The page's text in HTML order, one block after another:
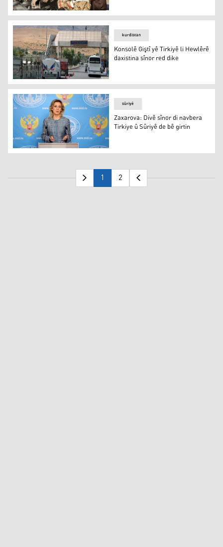
Îran: 2 deriyên xwe yên sînorî bi Iraqê re girtin
Konsolê Giştî yê Tirkiyê li Hewlêrê daxistina sînor red
kurdistan
Konsolê Giştî yê Tirkiyê li Hewlêrê
daxistina sînor red dike
Zaxarova: Divê sînor di navbera Tirkiye û Sûriyê de bê
sûriyê
Zaxarova: Divê sînor di navbera
Tirkiye û Sûriyê de bê girtin
1 2